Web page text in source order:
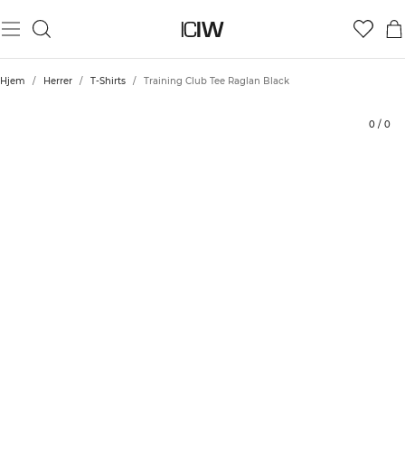
Hjem / Herrer / T-Shirts / Training Club Tee Raglan Black
0 / 0